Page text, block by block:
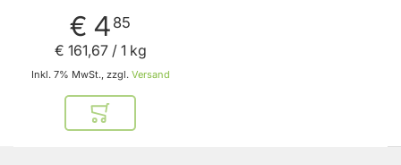
€ 4 85
Inkl. 7% MwSt., zzgl. Versand
€ 161,67/ 1 kg
In den Warenkorb